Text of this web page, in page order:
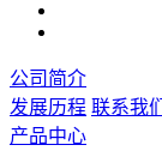
公司简介
发展历程 联系我们
产品中心